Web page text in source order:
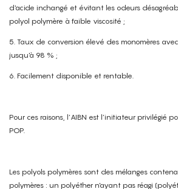
d'acide inchangé et évitant les odeurs
polyol polymère à faible viscosité ;
5. Taux de conversion élevé des monomères
jusqu'à 98 % ;
6. Facilement disponible et rentable.
Pour ces raisons, l’AIBN est l’initiateur privilégié
POP.
Les polyols polymères sont des mélanges
polymères : un polyéther n'ayant pas réagi